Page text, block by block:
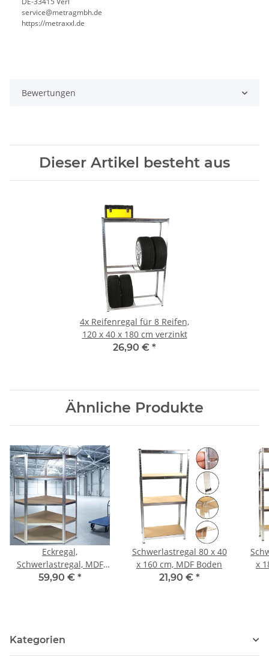
service@metragmbh.de
https://metraxxl.de
Bewertungen
Dieser Artikel besteht aus
4x Reifenregal für 8 Reifen,
120 x 40 x 180 cm verzinkt
26,90 € *
Ähnliche Produkte
Eckregal,
Schwerlastregal, MDF
Boden
59,90 € *
Schwerlastregal 80 x 40
x 160 cm, MDF Boden
21,90 € *
x
Kategorien